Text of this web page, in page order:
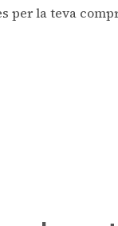
per la teva